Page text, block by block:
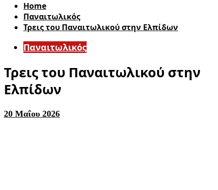
Home
Παναιτωλικός
Τρεις του Παναιτωλικού στην Ελπίδων
Παναιτωλικός
Τρεις του Παναιτωλικού στην
Ελπίδων
20 Μαΐου 2026